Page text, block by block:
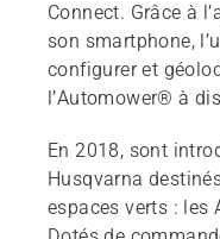
Connect. Grâce à
son smartphone,
configurer et
l’Automower® à
En 2018, sont
Husqvarna
espaces verts : les